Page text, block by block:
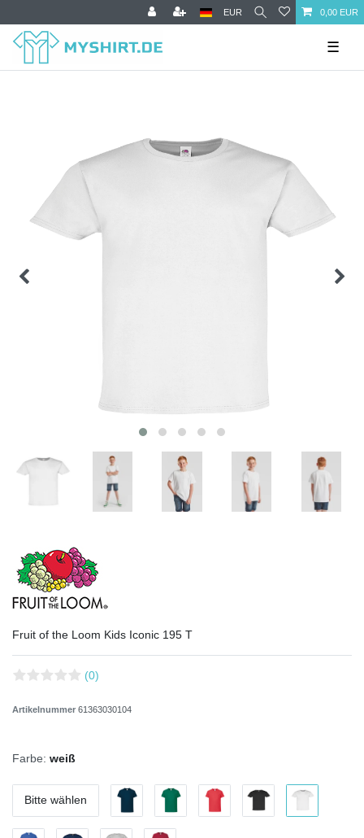
EUR 0,00 EUR
☰
Fruit of the Loom Kids Iconic 195 T
(0)
Artikelnummer 61363030104
Farbe: weiß
Bitte wählen